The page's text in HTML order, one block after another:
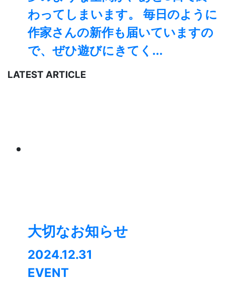
わってしまいます。 ⁡毎日のように
作家さんの新作も届いていますの
で、ぜひ遊びにきてく...
LATEST ARTICLE
大切なお知らせ
2024.12.31
EVENT